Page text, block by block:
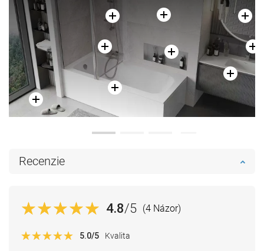
Recenzie
4.8/5 (4 Názor)
5.0/5 Kvalita